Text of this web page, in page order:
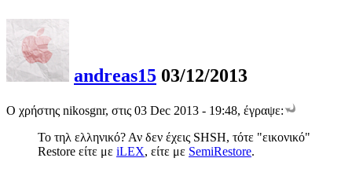
andreas15 03/12/2013
Ο χρήστης nikosgnr, στις 03 Dec 2013 - 19:48, έγραψε:
Το τηλ ελληνικό? Αν δεν έχεις SHSH, τότε "εικονικό"
Restore είτε με iLEX, είτε με SemiRestore.